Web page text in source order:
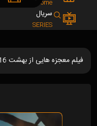
Home
سریال
SERIES
فیلم معجزه هایی از بهشت Miracles from Heaven 2016